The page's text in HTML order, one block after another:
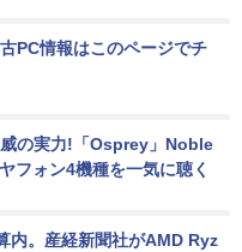
PC情報はこのページでチ
の実力!「Osprey」Noble
フォン4機種を一気に聴く
内。産経新聞社がAMD Ryz